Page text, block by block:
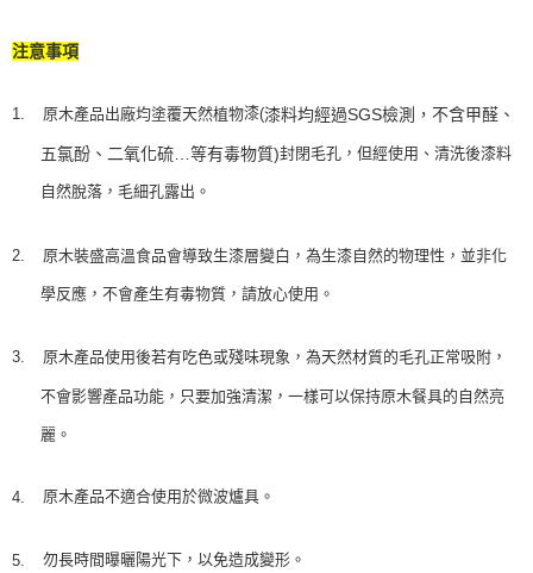
注意事項
1. 原木產品出廠均塗覆天然植物漆(漆料均經過SGS檢測，不含甲醛、
五氯酚、二氧化硫 等有毒物質)封閉毛孔，但經使用、清洗後漆料
自然脫落，毛細孔露出。
2. 原木裝盛高溫食品會導致生漆層變白，為生漆自然的物理性，並非化
學反應，不會產生有毒物質，請放心使用。
3. 原木產品使用後若有吃色或殘味現象，為天然材質的毛孔正常吸附，
不會影響產品功能，只要加強清潔，一樣可以保持原木餐具的自然亮
麗。
4. 原木產品不適合使用於微波爐具。
5. 勿長時間曝曬陽光下，以免造成變形。